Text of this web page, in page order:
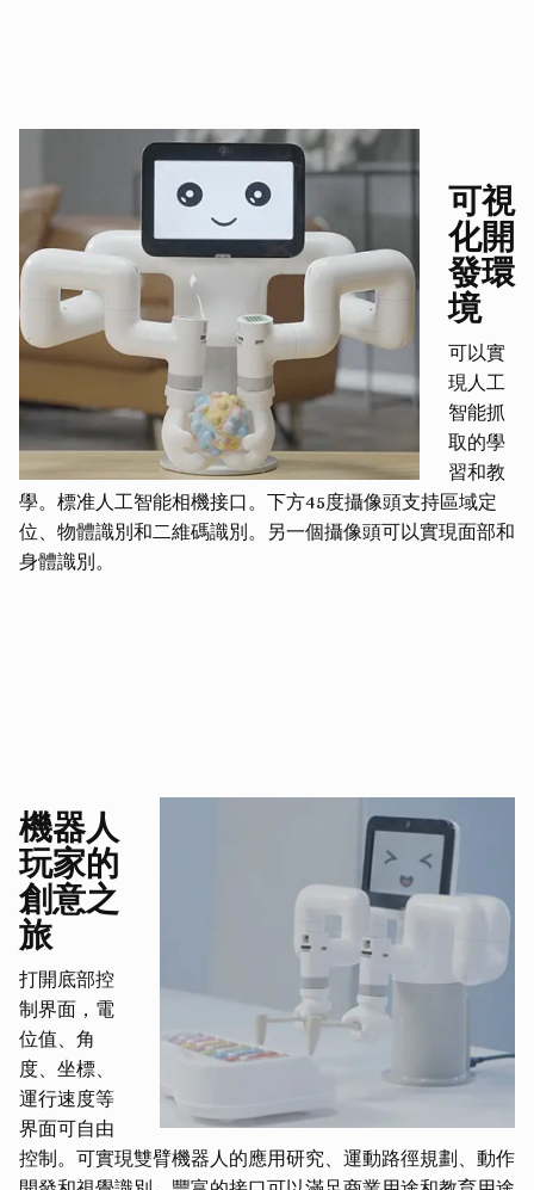
可視
化開
發環
境
可以實
現人工
智能抓
取的學
習和教
學。標准人工智能相機接口。下方45度攝像頭支持區域定
位、物體識別和二維碼識別。另一個攝像頭可以實現面部和
身體識別。
機器人
玩家的
創意之
旅
打開底部控
制界面，電
位值、角
度、坐標、
運行速度等
界面可自由
控制。可實現雙臂機器人的應用研究、運動路徑規劃、動作